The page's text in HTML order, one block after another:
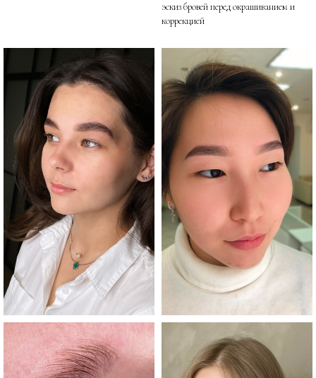
эскиз бровей перед окрашиванием и
коррекцией